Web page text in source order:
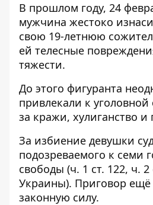
В прошлом году, 24
мужчина жестоко
свою 19-летнюю
ей телесные
тяжести.
До этого фигуранта
привлекали к уголовной
за кражи, хулиганство и
За избиение девушки
подозреваемого к семи
свободы (ч. 1 ст. 122, ч. 2
Украины). Приговор ещё
законную силу.